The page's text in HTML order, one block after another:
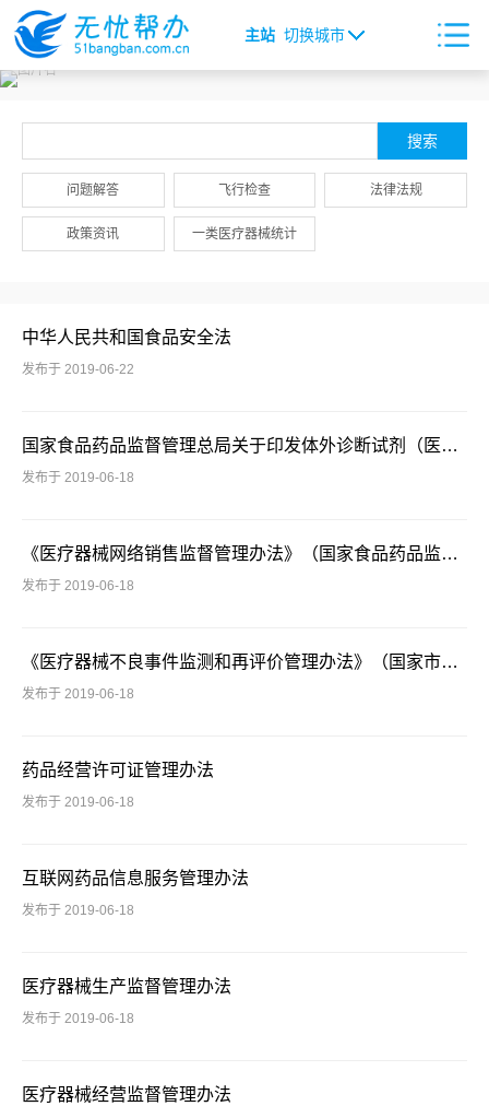
主站 切换城市
问题解答 飞行检查 法律法规
政策资讯 一类医疗器械统计
中华人民共和国食品安全法
发布于 2019-06-22
国家食品药品监督管理总局关于印发体外诊断试剂（医疗器械）经营企业验收标准的通知食药监〔2013〕18号
发布于 2019-06-18
《医疗器械网络销售监督管理办法》（国家食品药品监督管理总局令第38号）
发布于 2019-06-18
《医疗器械不良事件监测和再评价管理办法》（国家市场监督管理总局令第1号）
发布于 2019-06-18
药品经营许可证管理办法
发布于 2019-06-18
互联网药品信息服务管理办法
发布于 2019-06-18
医疗器械生产监督管理办法
发布于 2019-06-18
医疗器械经营监督管理办法